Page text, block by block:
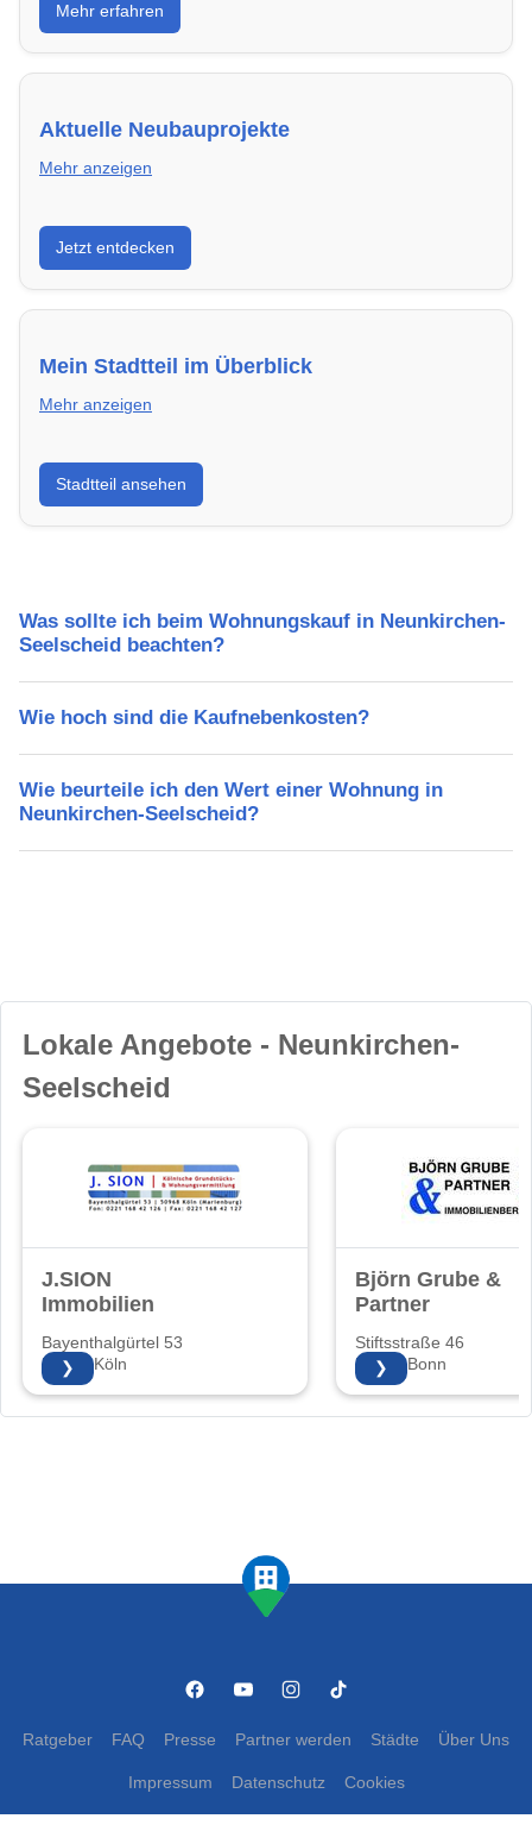
wie du deine monatliche Belastung optimieren
kannst.
Mehr erfahren
Aktuelle Neubauprojekte
Mehr anzeigen
Entdecke Neubauprojekte in Neunkirchen-Seelscheid
– modern, energieeffizient und sofort bezugsfertig.
Jetzt entdecken
Mein Stadtteil im Überblick
Mehr anzeigen
Erfahre mehr über deinen Stadtteil in Neunkirchen-
Seelscheid: Lebensqualität, Verkehrsanbindung,
Schulen, Freizeitmöglichkeiten und Mietpreise.
Stadtteil ansehen
Was sollte ich beim Wohnungskauf in Neunkirchen-
Seelscheid beachten?
Wie hoch sind die Kaufnebenkosten?
Wie beurteile ich den Wert einer Wohnung in
Neunkirchen-Seelscheid?
Lokale Angebote - Neunkirchen-
Seelscheid
J.SION
Immobilien
Bayenthalgürtel 53
50968 Köln
❯
Björn Grube &
Partner
Stiftsstraße 46
53225 Bonn
❯
Ratgeber FAQ Presse Partner werden Städte Über Uns
Impressum Datenschutz Cookies